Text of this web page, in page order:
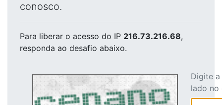
conosco.
Para liberar o acesso do IP 216.73.216.68,
responda ao desafio abaixo.
Digite
lado no